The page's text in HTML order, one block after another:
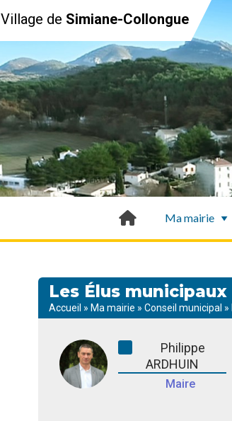
Village de Simiane-Collongue
Ma mairie
Les Élus municipaux
Accueil » Ma mairie » Conseil municipal »
Philippe
ARDHUIN
Maire